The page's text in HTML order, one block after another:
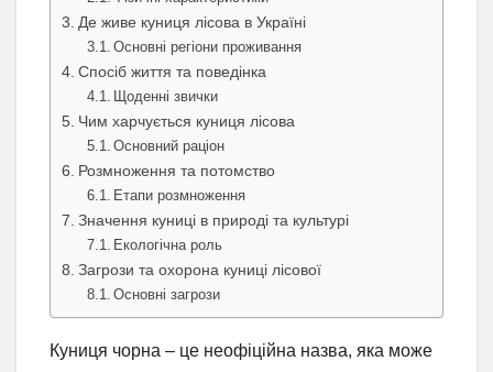
Де живе куниця лісова в Україні
Основні регіони проживання
Спосіб життя та поведінка
Щоденні звички
Чим харчується куниця лісова
Основний раціон
Розмноження та потомство
Етапи розмноження
Значення куниці в природі та культурі
Екологічна роль
Загрози та охорона куниці лісової
Основні загрози
Куниця чорна – це неофіційна назва, яка може